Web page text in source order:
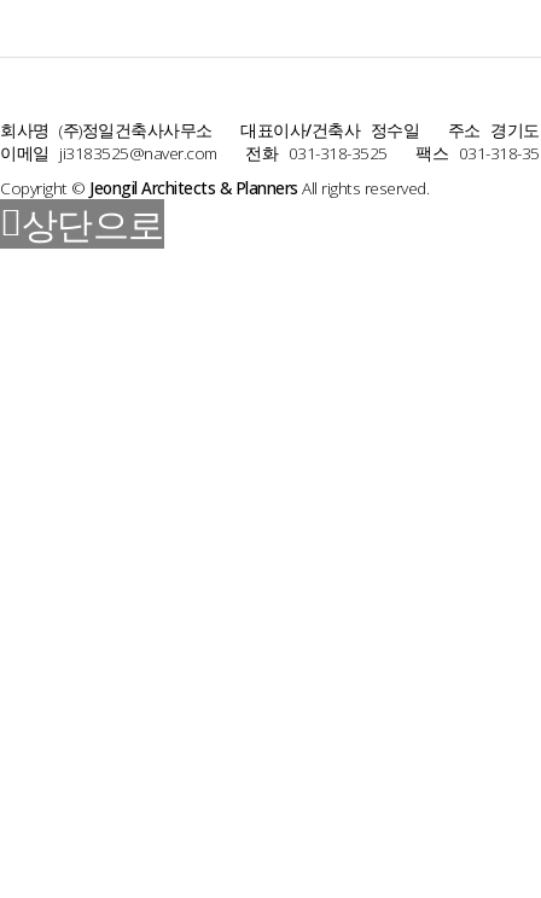
회사명 (주)정일건축사사무소 대표이사/건축사 정수일 주소 경기
이메일 ji3183525@naver.com 전화 031-318-3525 팩스 031-318-
Copyright © Jeongil Architects & Planners All rights reserved.
상단으로